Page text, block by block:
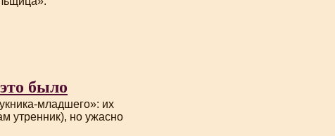
было
младшего»: их
утренник), но ужасно